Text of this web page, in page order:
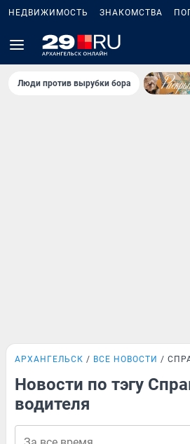
НЕДВИЖИМОСТЬ ЗНАКОМСТВА
Люди против вырубки бора
АРХАНГЕЛЬСК ВСЕ НОВОСТИ
Новости по тэгу
водителя